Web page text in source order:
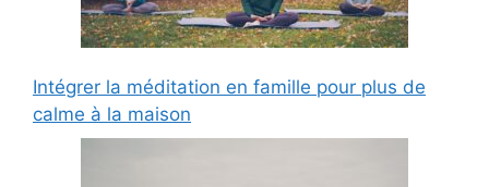
Intégrer la méditation en famille pour plus de
calme à la maison